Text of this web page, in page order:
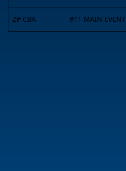
2# CBA #11 MAIN EVENT